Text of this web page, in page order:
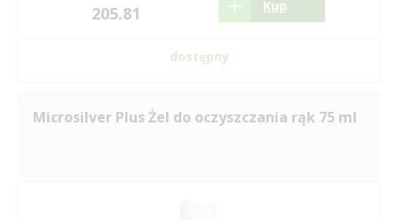
205.81 Kup
dostępny
Microsilver Plus Żel do oczyszczania rąk 75 ml